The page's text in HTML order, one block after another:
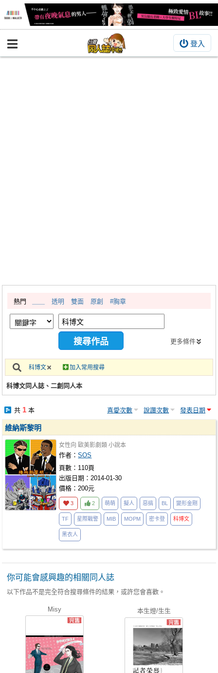
登入
BOOKY書集倉庫
繪圖藝廊
交流中心
攤位轉讓區
會員中心
註冊會員
熱門 透明 雙面 原創 #胸章
更多條件
科博文 加入常用搜尋
科博文同人誌、二創同人本
共 1本 喜愛次數 說讚次數 發表日期
維納斯黎明
女性向 歐美影劇類 小說本
作者：SOS
頁數：110頁
出版日期：2014-01-30
價格：200元
3 2 萌萌 擬人 惡搞 BL 變形金剛
TF 星際戰警 MIB MOPM 密卡登 科博文
黑衣人
你可能會感興趣的相關同人誌
以下作品不是完全符合搜尋條件的結果，或許您會喜歡。
Misy 本生燈/生生